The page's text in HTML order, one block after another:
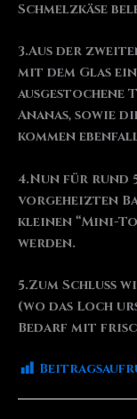
Schmelzkäse
3.Aus der
mit dem Glas
ausgestochene
Ananas, sowie
kommen
4.Nun für rund
vorgeheizten
kleinen “Mini-
werden.
5.Zum Schluss
(wo das Loch
Bedarf mit